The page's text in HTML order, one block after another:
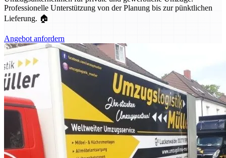
Professionelle Unterstützung von der Planung bis zur pünktlichen
Lieferung. 🏠
Angebot anfordern